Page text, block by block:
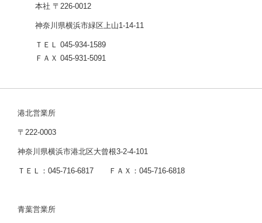
本社 〒226-0012
神奈川県横浜市緑区上山1-14-11
ＴＥＬ 045-934-1589
ＦＡＸ 045-931-5091
港北営業所
〒222-0003
神奈川県横浜市港北区大曾根3-2-4-101
ＴＥＬ：045-716-6817 ＦＡＸ：045-716-6818
青葉営業所